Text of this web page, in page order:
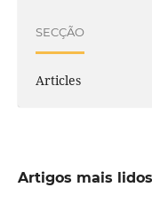
SECÇÃO
Articles
Artigos mais